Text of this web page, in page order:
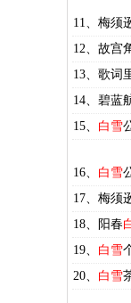
11、梅须
12、故宫
13、歌词
14、碧蓝
15、 白雪
16、 白雪
17、梅须
18、阳春
19、 白雪
20、 白雪